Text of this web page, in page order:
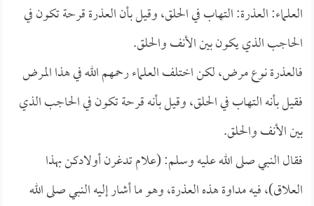
العلماء: العذرة: التهاب في الحلق، وقيل بأن العذرة قرحة تكون في
الحاجب الذي يكون بين الأنف والحلق.
فالعذرة نوع مرض، لكن اختلف العلماء رحمهم الله في هذا المرض
فقيل بأنه التهاب في الحلق، وقيل بأنه قرحة تكون في الحاجب الذي
بين الأنف والحلق.
فقال النبي صلى الله عليه وسلم: (علام تدغرن أولادكن بهذا
العلاق)، فيه مداوة هذه العذرة، وهو ما أشار إليه النبي صلى الله